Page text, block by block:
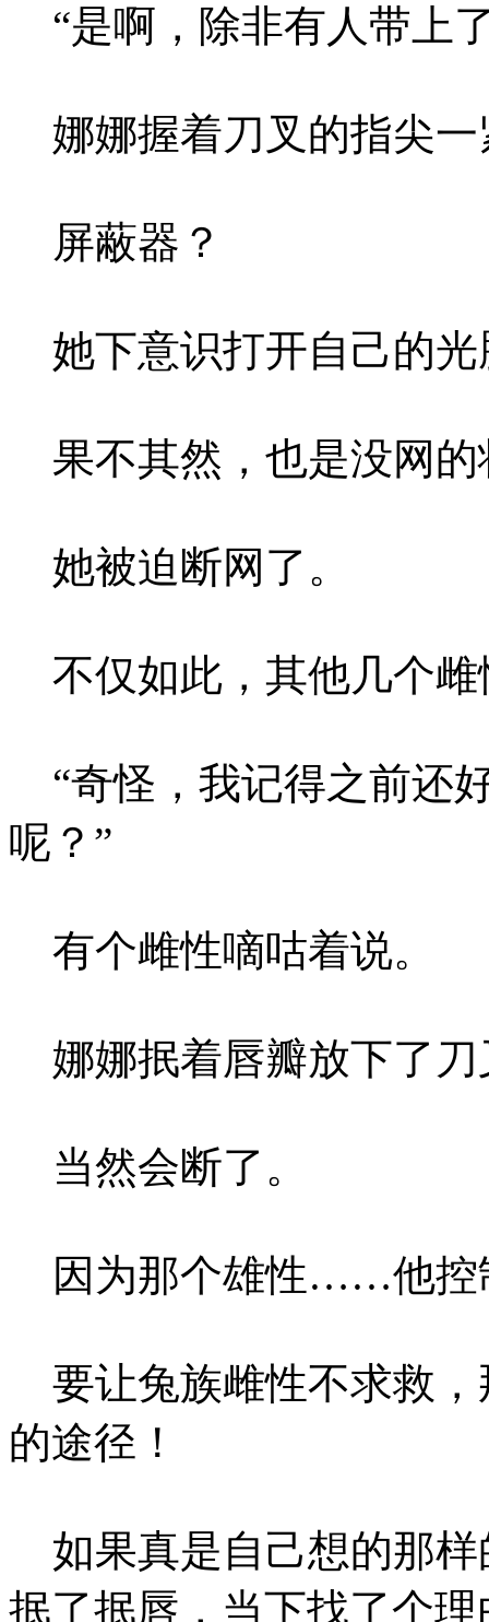
“是啊，除非有人带上
娜娜握着刀叉的指尖一
屏蔽器？
她下意识打开自己的光
果不其然，也是没网的
她被迫断网了。
不仅如此，其他几个雌
“奇怪，我记得之前还
呢？”
有个雌性嘀咕着说。
娜娜抿着唇瓣放下了刀
当然会断了。
因为那个雄性……他控
要让兔族雌性不求救，
的途径！
如果真是自己想的那
抿了抿唇，当下找了个